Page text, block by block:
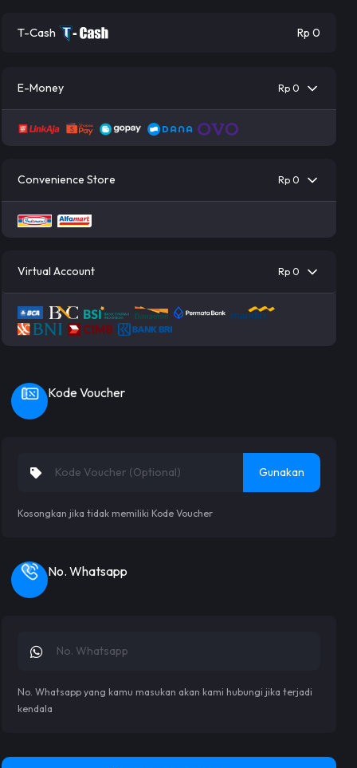
T-Cash Rp 0
E-Money Rp 0
Convenience Store Rp 0
Virtual Account Rp 0
Kode Voucher
Gunakan
Kosongkan jika tidak memiliki Kode Voucher
No. Whatsapp
No. Whatsapp yang kamu masukan akan kami hubungi jika terjadi
kendala